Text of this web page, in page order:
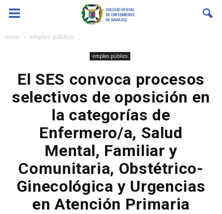
Coenfeba
Inicio empleo público
empleo público
El SES convoca procesos
selectivos de oposición en
la categorías de
Enfermero/a, Salud
Mental, Familiar y
Comunitaria, Obstétrico-
Ginecológica y Urgencias
en Atención Primaria